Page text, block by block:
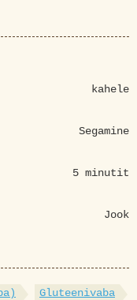
kahele
Segamine
5 minutit
Jook
Gluteenivaba